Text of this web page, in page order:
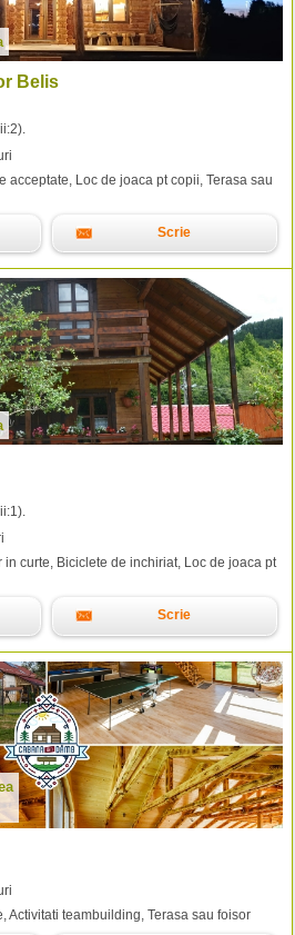
Belis
2).
acceptate, Loc de joaca pt copii, Terasa sau
Scrie
1).
in curte, Biciclete de inchiriat, Loc de joaca pt
Scrie
Activitati teambuilding, Terasa sau foisor